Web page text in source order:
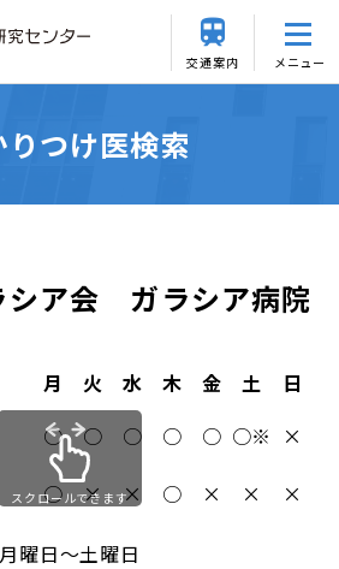
交通案内 メニュー
りつけ医検索
シア会 ガラシア病院
月 火 水 木 金 土
日
○ ○ ○ ○ ○ ○※
×
○ × × ○ × × ×
スクロールできます
月曜日～土曜日